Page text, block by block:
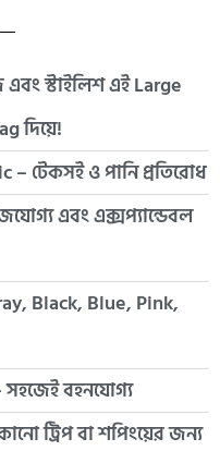
স্টাইলিশ এই Large
দিয়ে!
টেকসই ও পানি প্রতিরোধ
এবং এক্সপ্যান্ডেবল
Black, Blue, Pink,
বহনযোগ্য
ট্রিপ বা শপিংয়ের জন্য